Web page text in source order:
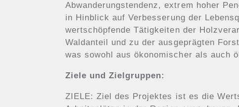
Abwanderungstendenz, extrem hoher
in Hinblick auf Verbesserung der
wertschöpfende Tätigkeiten der
Waldanteil und zu der ausgeprägten
was sowohl aus ökonomischer als auch
Ziele und Zielgruppen:
ZIELE: Ziel des Projektes ist es die